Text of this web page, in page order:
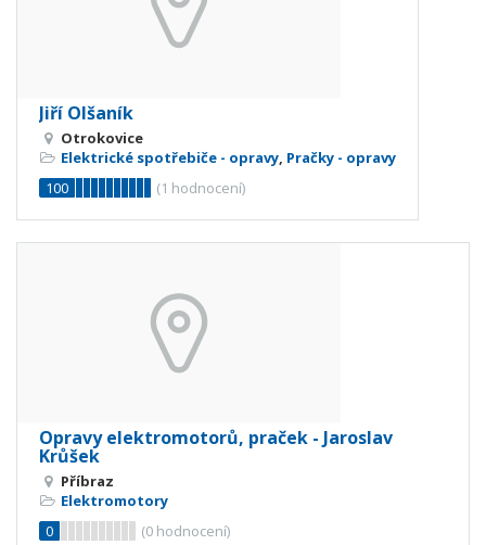
Jiří Olšaník
Otrokovice
Elektrické spotřebiče - opravy Pračky - opravy
100
(1 hodnocení)
Opravy elektromotorů, praček - Jaroslav
Krůšek
Příbraz
Elektromotory
0
(0 hodnocení)